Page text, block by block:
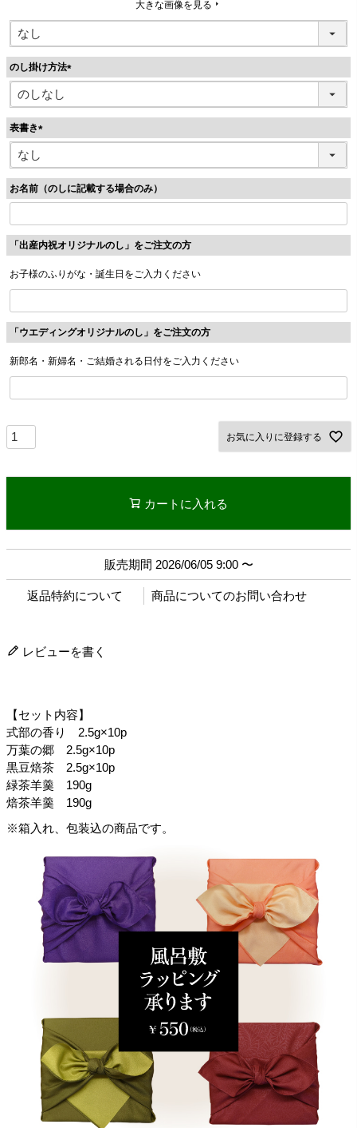
大きな画像を見る
のし掛け方法
(
表書き
(
必
お名前（のしに記載する場合のみ）
「出産内祝オリジナルのし」をご注文の方
お子様のふりがな・誕生日をご入力ください
「ウエディングオリジナルのし」をご注文の方
新郎名・新婦名・ご結婚される日付をご入力ください
お気に入りに登録する
カートに入れる
販売期間 2026/06/05 9:00 〜
返品特約について 商品についてのお問い合わせ
レビューを書く
【セット内容】
式部の香り 2.5g×10p
万葉の郷 2.5g×10p
黒豆焙茶 2.5g×10p
緑茶羊羹 190g
焙茶羊羹 190g
※箱入れ、包装込の商品です。